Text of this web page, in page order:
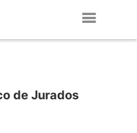
de Jurados